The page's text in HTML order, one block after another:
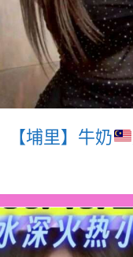
【埔里】牛奶